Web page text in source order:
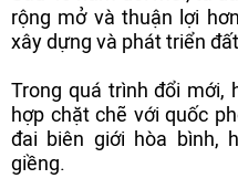
rộng mở và thuận lợi
xây dựng và phát triển
Trong quá trình đổi mới,
hợp chặt chẽ với quốc
đai biên giới hòa bình,
giềng.